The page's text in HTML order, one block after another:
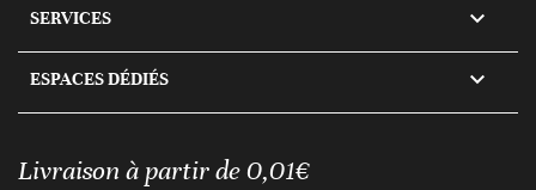
SERVICES 
ESPACES DÉDIÉS 
Livraison à partir de 0,01€